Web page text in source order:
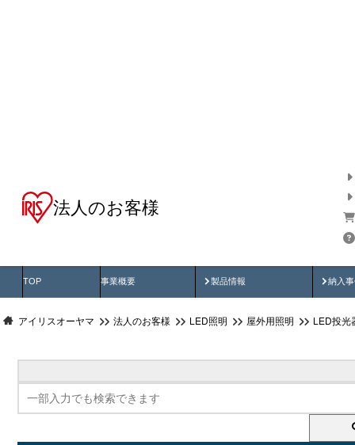
法人のお客様
TOP 事業概要 製品情報
製品動画 納入
納
アイリスオーヤマ 法人のお客様 LED照明 屋外用照明 LED投光